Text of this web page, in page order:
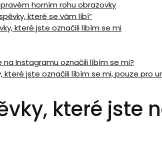
horním rohu obrazovky
které se vám líbí“
které jste označili líbím se mi
Instagramu označili líbím se mi?
které jste označili líbím se mi, pouze pro
které jste